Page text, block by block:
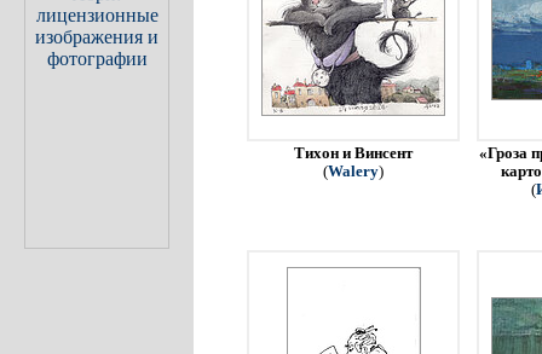
Тихон и Винсент
(Walery)
«Гроза
(